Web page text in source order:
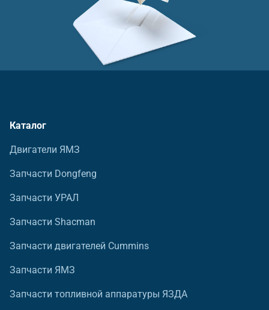
Каталог
Двигатели ЯМЗ
Запчасти Dongfeng
Запчасти УРАЛ
Запчасти Shacman
Запчасти двигателей Cummins
Запчасти ЯМЗ
Запчасти топливной аппаратуры ЯЗДА